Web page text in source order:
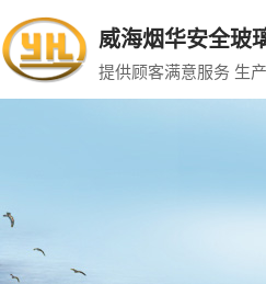
威海烟华安全玻
提供顾客满意服务 生